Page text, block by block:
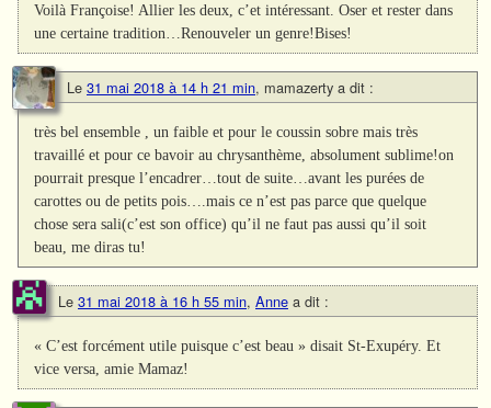
Voilà Françoise! Allier les deux, c’et intéressant. Oser et rester dans
une certaine tradition…Renouveler un genre!Bises!
Le 31 mai 2018 à 14 h 21 min, mamazerty a dit :
très bel ensemble , un faible et pour le coussin sobre mais très
travaillé et pour ce bavoir au chrysanthème, absolument sublime!on
pourrait presque l’encadrer…tout de suite…avant les purées de
carottes ou de petits pois….mais ce n’est pas parce que quelque
chose sera sali(c’est son office) qu’il ne faut pas aussi qu’il soit
beau, me diras tu!
Le 31 mai 2018 à 16 h 55 min, Anne a dit :
« C’est forcément utile puisque c’est beau » disait St-Exupéry. Et
vice versa, amie Mamaz!